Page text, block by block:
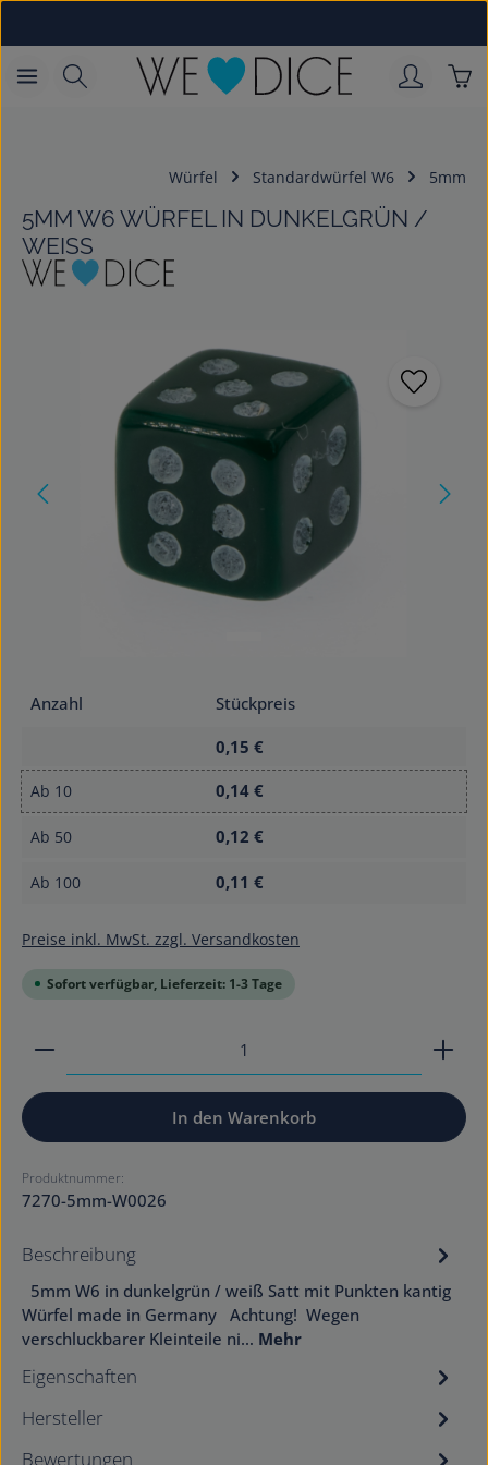
Würfel Standardwürfel W6 5mm
5MM W6 WÜRFEL IN DUNKELGRÜN /
WEISS
Anzahl
Stückpreis
0,15 €
Ab 10 0,14 €
Ab 50 0,12 €
Ab 100 0,11 €
Preise inkl. MwSt. zzgl. Versandkosten
Sofort verfügbar, Lieferzeit: 1-3 Tage
Produkt Anzahl: Gib den gewünschten Wert ein
In den Warenkorb
Produktnummer:
7270-5mm-W0026
Beschreibung
5mm W6 in dunkelgrün / weiß Satt mit Punkten kantig
Würfel made in Germany Achtung! Wegen
verschluckbarer Kleinteile ni… Mehr
Eigenschaften
Hersteller
Bewertungen